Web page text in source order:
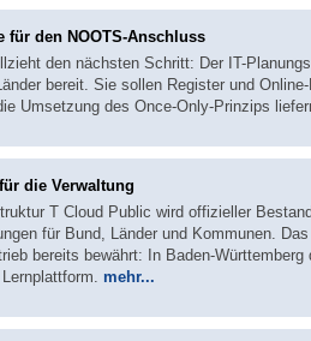
den NOOTS-Anschluss
den nächsten Schritt: Der IT-
bereit. Sie sollen Register und
Umsetzung des Once-Only-Prinzips
die Verwaltung
T Cloud Public wird offizieller
für Bund, Länder und Kommunen.
bereits bewährt: In Baden-Württemberg
mehr...